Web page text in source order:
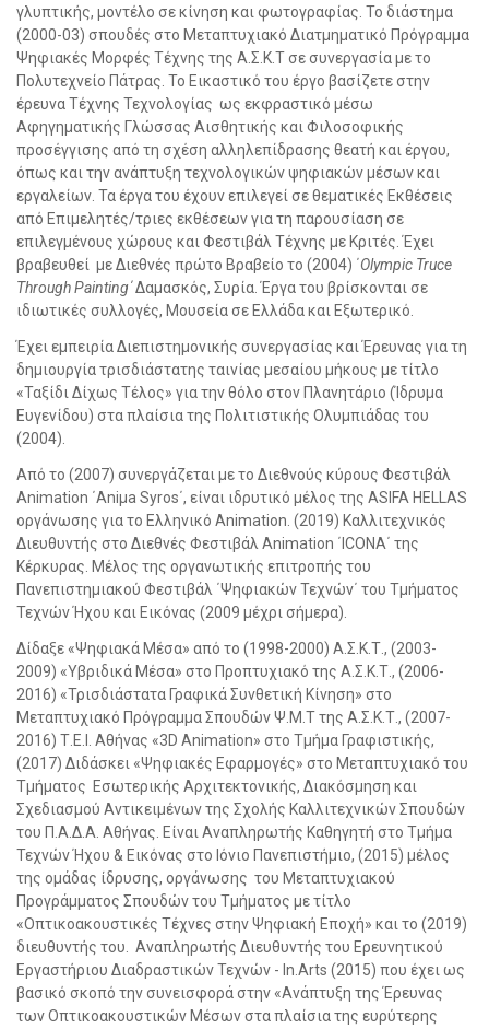
γλυπτικής, μοντέλο σε κίνηση και φωτογραφίας. Το διάστημα
(2000-03) σπουδές στο Μεταπτυχιακό Διατμηματικό Πρόγραμμα
Ψηφιακές Μορφές Τέχνης της Α.Σ.Κ.Τ σε συνεργασία με το
Πολυτεχνείο Πάτρας. Το Εικαστικό του έργο βασίζετε στην
έρευνα Τέχνης Τεχνολογίας ως εκφραστικό μέσω
Αφηγηματικής Γλώσσας Αισθητικής και Φιλοσοφικής
προσέγγισης από τη σχέση αλληλεπίδρασης θεατή και έργου,
όπως και την ανάπτυξη τεχνολογικών ψηφιακών μέσων και
εργαλείων. Τα έργα του έχουν επιλεγεί σε θεματικές Εκθέσεις
από Επιμελητές/τριες εκθέσεων για τη παρουσίαση σε
επιλεγμένους χώρους και Φεστιβάλ Τέχνης με Κριτές. Έχει
βραβευθεί με Διεθνές πρώτο Βραβείο το (2004) ΄Olympic Truce
Through Painting΄Δαμασκός, Συρία. Έργα του βρίσκονται σε
ιδιωτικές συλλογές, Μουσεία σε Ελλάδα και Εξωτερικό.
Έχει εμπειρία Διεπιστημονικής συνεργασίας και Έρευνας για τη
δημιουργία τρισδιάστατης ταινίας μεσαίου μήκους με τίτλο
«Ταξίδι Δίχως Τέλος» για την θόλο στον Πλανητάριο (Ίδρυμα
Ευγενίδου) στα πλαίσια της Πολιτιστικής Ολυμπιάδας του
(2004).
Από το (2007) συνεργάζεται με το Διεθνούς κύρους Φεστιβάλ
Animation ΄Aniμa Syros΄, είναι ιδρυτικό μέλος της ASIFA HELLAS
οργάνωσης για το Ελληνικό Animation. (2019) Καλλιτεχνικός
Διευθυντής στο Διεθνές Φεστιβάλ Animation ΄ICONA΄ της
Κέρκυρας. Μέλος της οργανωτικής επιτροπής του
Πανεπιστημιακού Φεστιβάλ ΄Ψηφιακών Τεχνών΄ του Τμήματος
Τεχνών Ήχου και Εικόνας (2009 μέχρι σήμερα).
Δίδαξε «Ψηφιακά Μέσα» από το (1998-2000) Α.Σ.Κ.Τ., (2003-
2009) «Υβριδικά Μέσα» στο Προπτυχιακό της Α.Σ.Κ.Τ., (2006-
2016) «Τρισδιάστατα Γραφικά Συνθετική Κίνηση» στο
Μεταπτυχιακό Πρόγραμμα Σπουδών Ψ.Μ.Τ της Α.Σ.Κ.Τ., (2007-
2016) Τ.Ε.Ι. Αθήνας «3D Animation» στο Τμήμα Γραφιστικής,
(2017) Διδάσκει «Ψηφιακές Εφαρμογές» στο Μεταπτυχιακό του
Τμήματος Εσωτερικής Αρχιτεκτονικής, Διακόσμηση και
Σχεδιασμού Αντικειμένων της Σχολής Καλλιτεχνικών Σπουδών
του Π.Α.Δ.Α. Αθήνας. Είναι Αναπληρωτής Καθηγητή στο Τμήμα
Τεχνών Ήχου & Εικόνας στο Ιόνιο Πανεπιστήμιο, (2015) μέλος
της ομάδας ίδρυσης, οργάνωσης του Μεταπτυχιακού
Προγράμματος Σπουδών του Τμήματος με τίτλο
«Οπτικοακουστικές Τέχνες στην Ψηφιακή Εποχή» και το (2019)
διευθυντής του. Αναπληρωτής Διευθυντής του Ερευνητικού
Εργαστήριου Διαδραστικών Τεχνών - In.Arts (2015) που έχει ως
βασικό σκοπό την συνεισφορά στην «Ανάπτυξη της Έρευνας
των Οπτικοακουστικών Μέσων στα πλαίσια της ευρύτερης